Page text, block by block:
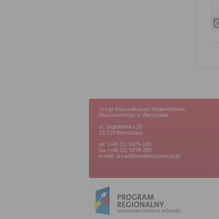
Urząd Marszałkowski Województwa
Mazowieckiego w Warszawie
ul. Jagiellońska 26
03-719 Warszawa
tel. (+48 22) 5979-100
fax (+48 22) 5979-290
e-mail: urzad@wrotamazowsza.pl